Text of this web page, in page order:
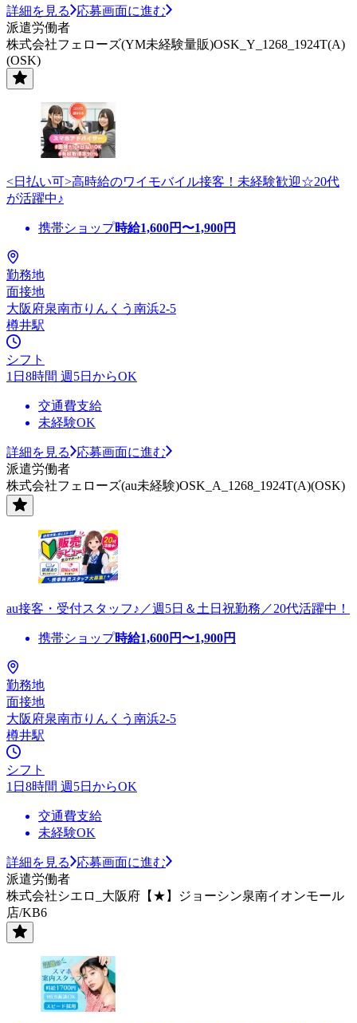
詳細を見る
応募画面に進む
派遣労働者
株式会社フェローズ(YM未経験量販)OSK_Y_1268_1924T(A)
(OSK)
<日払い可>高時給のワイモバイル接客！未経験歓迎☆20代
が活躍中♪
携帯ショップ時給1,600円〜1,900円
勤務地
面接地
大阪府泉南市りんくう南浜2-5
樽井駅
シフト
1日8時間 週5日からOK
交通費支給
未経験OK
詳細を見る
応募画面に進む
派遣労働者
株式会社フェローズ(au未経験)OSK_A_1268_1924T(A)(OSK)
au接客・受付スタッフ♪／週5日＆土日祝勤務／20代活躍中！
携帯ショップ時給1,600円〜1,900円
勤務地
面接地
大阪府泉南市りんくう南浜2-5
樽井駅
シフト
1日8時間 週5日からOK
交通費支給
未経験OK
詳細を見る
応募画面に進む
派遣労働者
株式会社シエロ_大阪府【★】ジョーシン泉南イオンモール
店/KB6